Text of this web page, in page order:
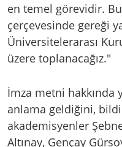
en temel görevidir.
çerçevesinde gereği
Üniversitelerarası
üzere toplanacağız."
İmza metni hakkında
anlama geldiğini,
akademisyenler
Altınay, Gençay